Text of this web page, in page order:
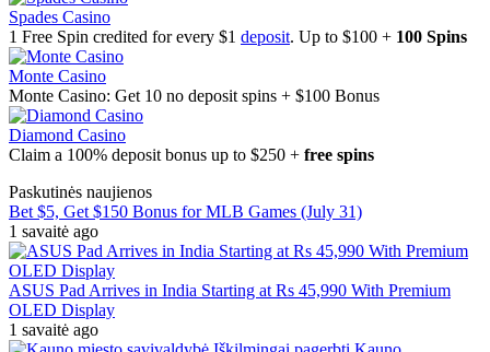
Spades Casino
1 Free Spin credited for every $1 deposit. Up to $100 + 100 Spins
Monte Casino
Monte Casino: Get 10 no deposit spins + $100 Bonus
Diamond Casino
Claim a 100% deposit bonus up to $250 + free spins
Paskutinės naujienos
Bet $5, Get $150 Bonus for MLB Games (July 31)
1 savaitė ago
ASUS Pad Arrives in India Starting at Rs 45,990 With Premium
OLED Display
1 savaitė ago